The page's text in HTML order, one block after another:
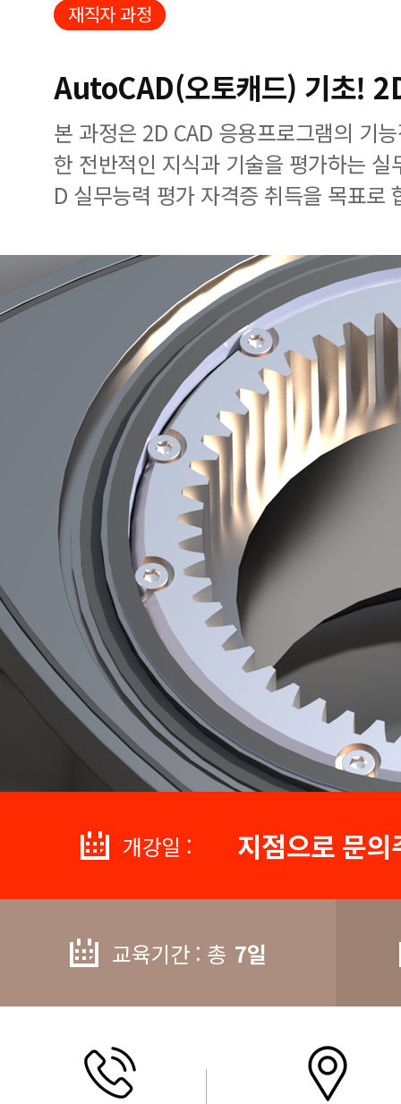
재직자 과정
AutoCAD(오토캐드) 기초!
본 과정은 2D CAD 응용프로그램의 기
한 전반적인 지식과 기술을 평가하는 실
D 실무능력 평가 자격증 취득을 목표로
개강일 : 지점으로 문
교육기간 : 총 7일